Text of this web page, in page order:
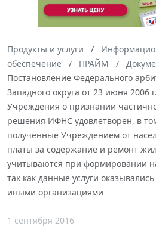
Продукты и услуги
обеспечение
ПРАЙМ
Постановление Федерального
Западного округа от 23 июня 2006
Учреждения о признании
решения ИФНС удовлетворен, в
полученные Учреждением от
платы за содержание и ремонт
учитываются при формировании
так как данные услуги
иными организациями
1 сентября 2016